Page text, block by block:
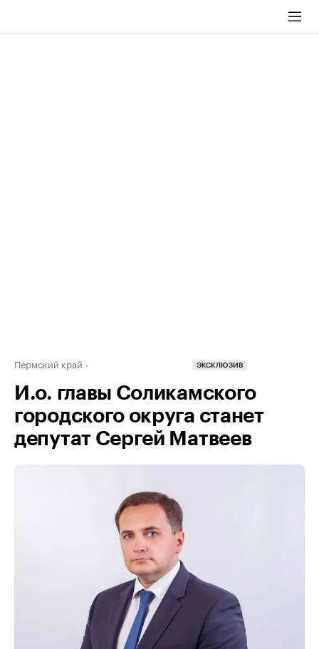
Пермский край ЭКСКЛЮЗИВ
И.о. главы Соликамского
городского округа станет
депутат Сергей Матвеев